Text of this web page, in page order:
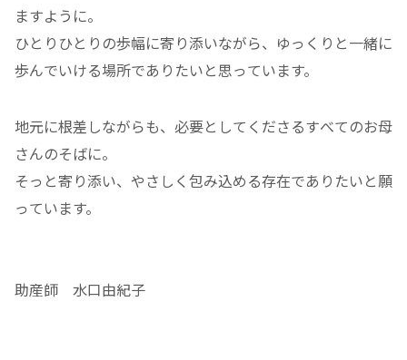
ますように。
ひとりひとりの歩幅に寄り添いながら、ゆっくりと一緒に
歩んでいける場所でありたいと思っています。
地元に根差しながらも、必要としてくださるすべてのお母
さんのそばに。
そっと寄り添い、やさしく包み込める存在でありたいと願
っています。
助産師 水口由紀子